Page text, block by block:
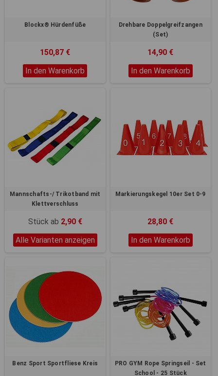
Blockx® Hürdenfüße
150,87 €
In den Warenkorb
Drehbare Doppelgreifzangen
(Set)
14,90 €
In den Warenkorb
Mannschafts-/ Trikotband mit
Klettverschluss
Stück ab 2,90 €
Alle Varianten anzeigen
Markierungskegel 10er Set 0-9
28,80 €
In den Warenkorb
Benz Sport Sportfliese Kreis
PRO GYM Rope Springseil - Set
School - 25 Stück